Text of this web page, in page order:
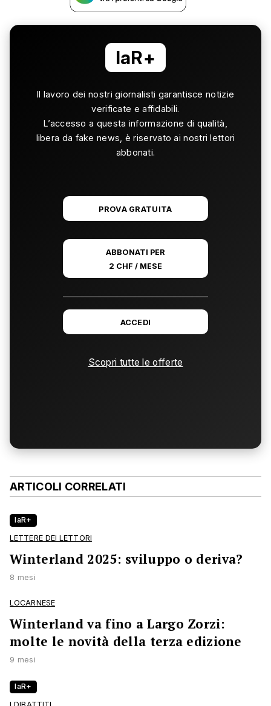
laR+
Il lavoro dei nostri giornalisti garantisce notizie
verificate e affidabili.
L’accesso a questa informazione di qualità,
libera da fake news, è riservato ai nostri lettori
abbonati.
PROVA GRATUITA
ABBONATI PER
2 CHF / MESE
ACCEDI
Scopri tutte le offerte
ARTICOLI CORRELATI
laR+
LETTERE DEI LETTORI
Winterland 2025: sviluppo o deriva?
8 mesi
LOCARNESE
Winterland va fino a Largo Zorzi:
molte le novità della terza edizione
9 mesi
laR+